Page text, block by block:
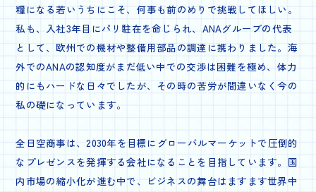
糧になる若いうちにこそ、何事も前のめりで挑戦してほしい。
私も、入社3年目にパリ駐在を命じられ、ANAグループの代表
として、欧州での機材や整備用部品の調達に携わりました。海
外でのANAの認知度がまだ低い中での交渉は困難を極め、体力
的にもハードな日々でしたが、その時の苦労が間違いなく今の
私の礎になっています。
全日空商事は、2030年を目標にグローバルマーケットで圧倒的
なプレゼンスを発揮する会社になることを目指しています。国
内市場の縮小化が進む中で、ビジネスの舞台はますます世界中